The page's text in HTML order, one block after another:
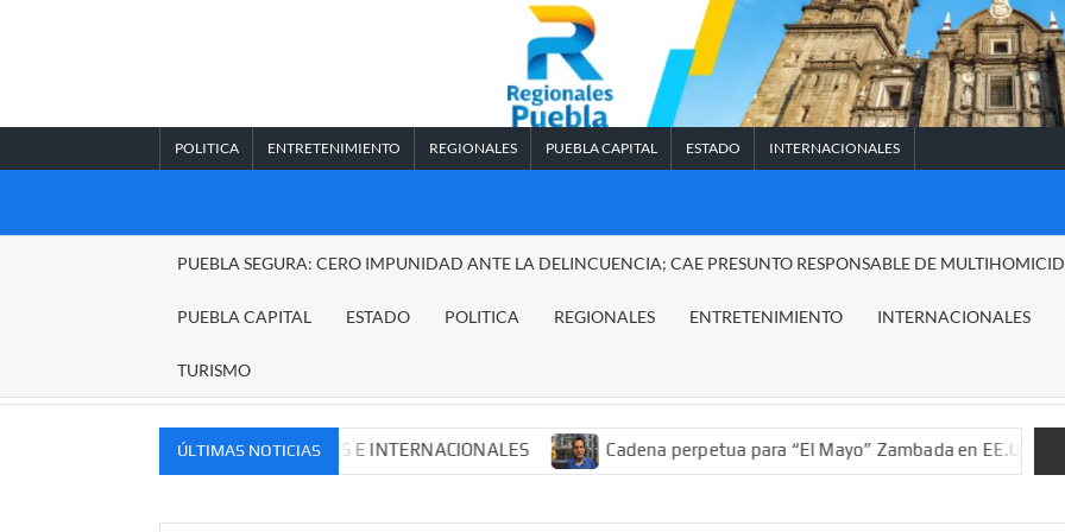
POLITICA ENTRETENIMIENTO REGIONALES PUEBLA CAPITAL ESTADO INTERNACIONALES
REGIONALES
PUEBLA SEGURA: CERO IMPUNIDAD ANTE LA DELINCUENCIA; CAE PRESUNTO RESPONSABLE DE
PUEBLA CAPITAL ESTADO POLITICA REGIONALES ENTRETENIMIENTO INTERNACIONALES
TURISMO
ÚLTIMAS NOTICIAS
MERCADOS NACIONALES E INTERNACIONALES Cadena perpetua para “El Mayo” Zambada en EE.UU.; ordenan